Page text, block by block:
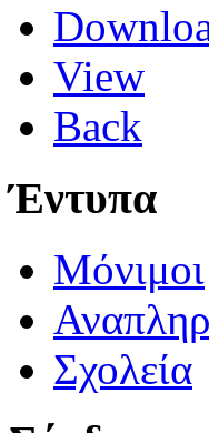
View
Back
Έντυπα
Μόνιμοι
Σχολεία